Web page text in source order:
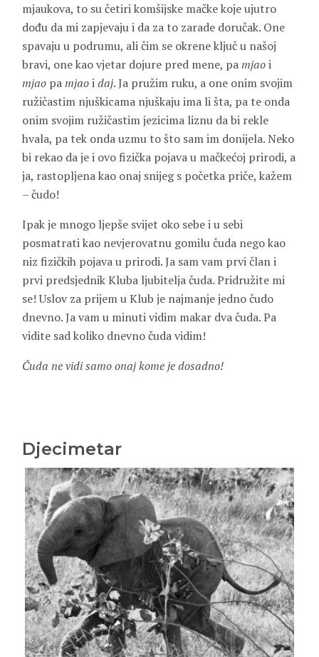
mjaukova, to su četiri komšijske mačke koje ujutro
dođu da mi zapjevaju i da za to zarade doručak. One
spavaju u podrumu, ali čim se okrene ključ u našoj
bravi, one kao vjetar dojure pred mene, pamjaoi
mjao pamjaoidaj. Ja pružim ruku, a one onim svojim
ružičastim njuškicama njuškaju ima li šta, pa te onda
onim svojim ružičastim jezicima liznu da bi rekle
hvala, pa tek onda uzmu to što sam im donijela. Neko
bi rekao da je i ovo fizička pojava u mačkećoj prirodi, a
ja, rastopljena kao onaj snijeg s početka priče, kažem
– čudo!
Ipak je mnogo ljepše svijet oko sebe i u sebi
posmatrati kao nevjerovatnu gomilu čuda nego kao
niz fizičkih pojava u prirodi. Ja sam vam prvi član i
prvi predsjednik Kluba ljubitelja čuda. Pridružite mi
se! Uslov za prijem u Klub je najmanje jedno čudo
dnevno. Ja vam u minuti vidim makar dva čuda. Pa
vidite sad koliko dnevno čuda vidim!
Čuda ne vidi samo onaj kome je dosadno!
Djecimetar